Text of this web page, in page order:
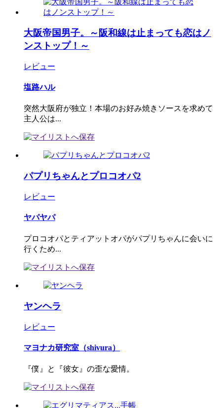
大阪帝国男子。～阪和線は止まっても恋はノ
ンストップ！～
レビュー
塩路ハル
突然大阪府が独立！本場のお好み焼きソースを求めて
主人公は...
パプリちゃんとプロコオパ2
レビュー
ヤパヤパ
プロコオパとティアットオパがパプリちゃんに会いに
行くため...
ヤンヘラ
レビュー
マヨナカ研究室（shivura）
『僕』と『彼女』の歪な愛情。